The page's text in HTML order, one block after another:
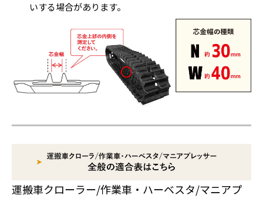
いする場合があります。
運搬車クローラー/作業車・ハーベスタ/マニアプ